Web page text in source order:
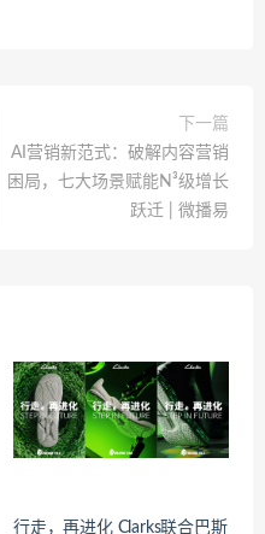
下一篇
AI营销新范式：破解内容营销
困局，七大场景赋能N³级增长
跃迁 | 微播易
行走，再进化 Clarks联合巴斯